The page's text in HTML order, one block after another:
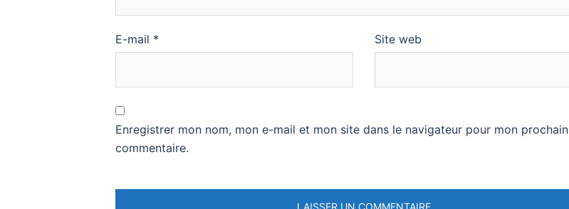
E-mail * Site web
Enregistrer mon nom, mon e-mail et mon site dans le navigateur pour mon prochain
commentaire.